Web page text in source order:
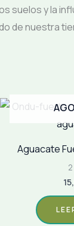
suelos y la
de nuestra
Aguacate